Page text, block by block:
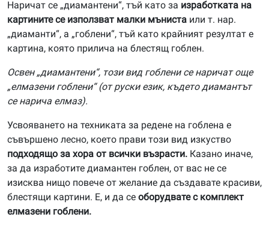
Наричат се „диамантени“, тъй като за изработката на
картините се използват малки мъниста или т. нар.
„диаманти“, а „гоблени“, тъй като крайният резултат е
картина, която прилича на блестящ гоблен.
Освен „диамантени“, този вид гоблени се наричат още
„елмазени гоблени“ (от руски език, където диамантът
се нарича елмаз).
Усвояването на техниката за редене на гоблена е
съвършено лесно, което прави този вид изкуство
подходящо за хора от всички възрасти. Казано иначе,
за да изработите диамантен гоблен, от вас не се
изисква нищо повече от желание да създавате красиви,
блестящи картини. Е, и да се оборудвате с комплект
елмазени гоблени.